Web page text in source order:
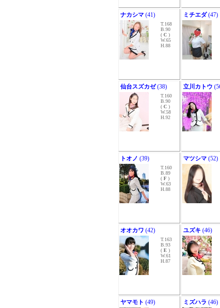
ナカシマ (41)
T.168
B.90
( C )
W.65
H.88
ミチエダ(47)
仙台スズカゼ(38)
T.160
B.90
( C )
W.58
H.92
立川カトウ
トオノ (39)
T.160
B.89
( F )
W.63
H.88
マツシマ (52)
オオカワ (42)
T.163
B.93
( E )
W.61
H.87
ユズキ (46)
ヤマモト (49) ミズハラ (46)